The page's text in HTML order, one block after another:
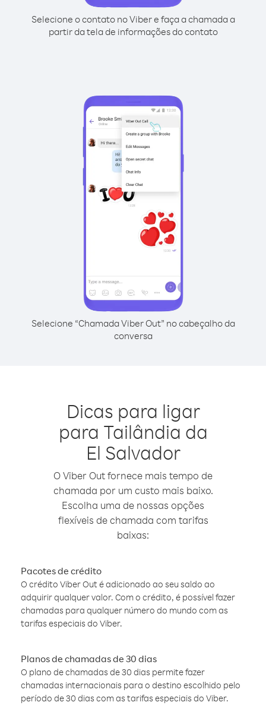
Selecione o contato no Viber e faça a chamada a
partir da tela de informações do contato
Selecione “Chamada Viber Out” no cabeçalho da
conversa
Dicas para ligar
para Tailândia da
El Salvador
O Viber Out fornece mais tempo de
chamada por um custo mais baixo.
Escolha uma de nossas opções
flexíveis de chamada com tarifas
baixas:
Pacotes de crédito
O crédito Viber Out é adicionado ao seu saldo ao
adquirir qualquer valor. Com o crédito, é possível fazer
chamadas para qualquer número do mundo com as
tarifas especiais do Viber.
Planos de chamadas de 30 dias
O plano de chamadas de 30 dias permite fazer
chamadas internacionais para o destino escolhido pelo
período de 30 dias com as tarifas especiais do Viber.